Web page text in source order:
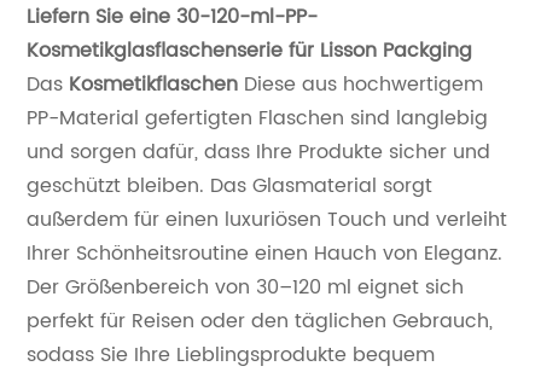
Liefern Sie eine 30-120-ml-PP-
Kosmetikglasflaschenserie für Lisson Packging
Das Kosmetikflaschen Diese aus hochwertigem
PP-Material gefertigten Flaschen sind langlebig
und sorgen dafür, dass Ihre Produkte sicher und
geschützt bleiben. Das Glasmaterial sorgt
außerdem für einen luxuriösen Touch und verleiht
Ihrer Schönheitsroutine einen Hauch von Eleganz.
Der Größenbereich von 30–120 ml eignet sich
perfekt für Reisen oder den täglichen Gebrauch,
sodass Sie Ihre Lieblingsprodukte bequem